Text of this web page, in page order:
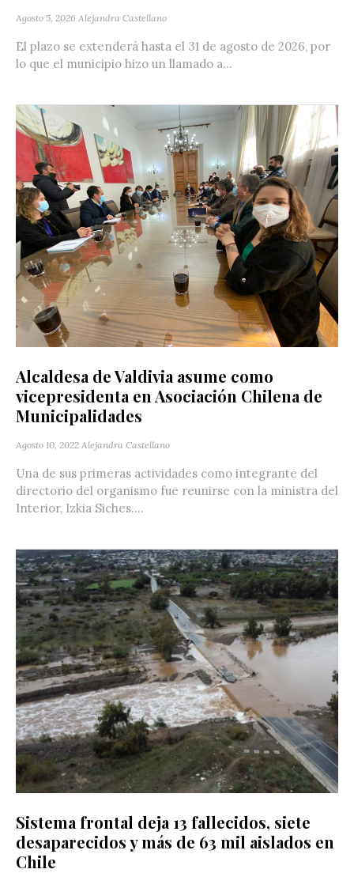
Agosto 5, 2026 Alejandra Castellano
El plazo se extenderá hasta el 31 de agosto de 2026, por
lo que el municipio hizo un llamado a...
Alcaldesa de Valdivia asume como
vicepresidenta en Asociación Chilena de
Municipalidades
Agosto 10, 2022 Alejandra Castellano
Una de sus primeras actividades como integrante del
directorio del organismo fue reunirse con la ministra del
Interior, Izkia Siches....
Sistema frontal deja 13 fallecidos, siete
desaparecidos y más de 63 mil aislados en
Chile